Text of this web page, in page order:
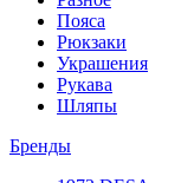
Пояса
Рюкзаки
Украшения
Рукава
Шляпы
Бренды